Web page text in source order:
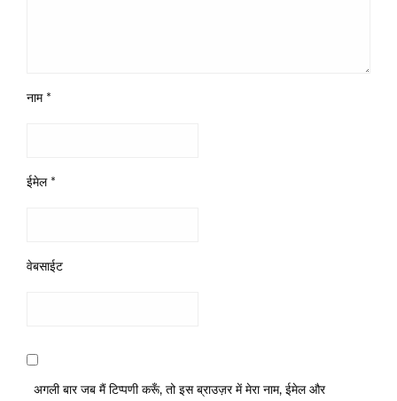
नाम *
ईमेल *
वेबसाईट
अगली बार जब मैं टिप्पणी करूँ, तो इस ब्राउज़र में मेरा नाम, ईमेल और